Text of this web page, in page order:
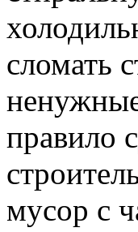
сломать
правило
мусор с